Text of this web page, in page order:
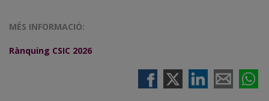
MÉS INFORMACIÓ:
Rànquing CSIC 2026